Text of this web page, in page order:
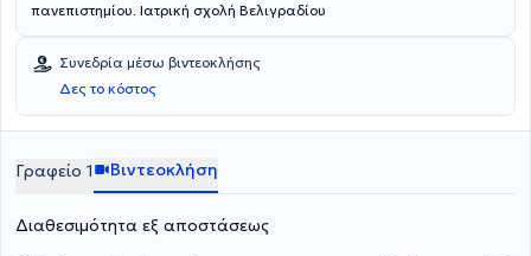
πανεπιστημίου. Ιατρική σχολή Βελιγραδίου
Συνεδρία μέσω βιντεοκλήσης
Δες το κόστος
Γραφείο 1 Βιντεοκλήση
Διαθεσιμότητα εξ αποστάσεως